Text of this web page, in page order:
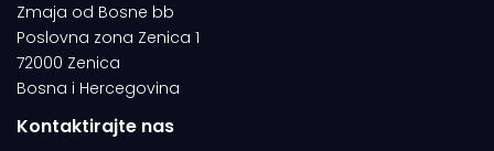
Zmaja od Bosne bb
Poslovna zona Zenica 1
72000 Zenica
Bosna i Hercegovina
Kontaktirajte nas